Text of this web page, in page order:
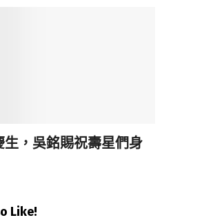
生，吳銘賜祝壽星們身
Like!